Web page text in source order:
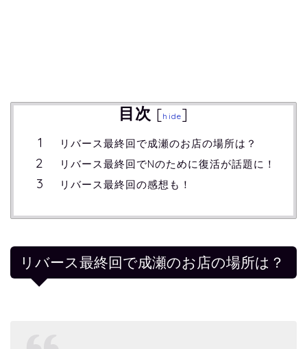
目次 [hide]
リバース最終回で成瀬のお店の場所は？
リバース最終回でNのために復活が話題に！
リバース最終回の感想も！
リバース最終回で成瀬のお店の場所は？